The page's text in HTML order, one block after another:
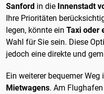
Sanford in die Innenstadt
Ihre Prioritäten
legen, könnte ein Taxi oder
Wahl für Sie sein. Diese
jedoch eine direkte und
Ein weiterer bequemer
Mietwagens. Am